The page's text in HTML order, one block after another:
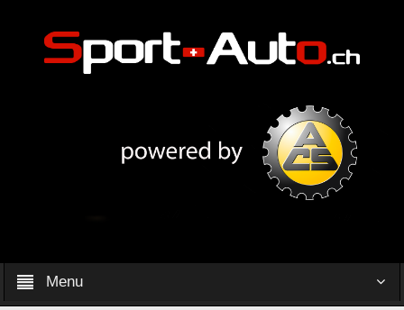
Menu